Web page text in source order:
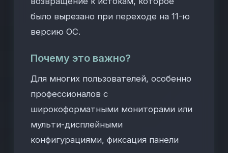
было вырезано при переходе на 11-ю
версию ОС.
Почему это важно?
Для многих пользователей, особенно
профессионалов с
широкоформатными мониторами или
мульти-дисплейными
конфигурациями, фиксация панели